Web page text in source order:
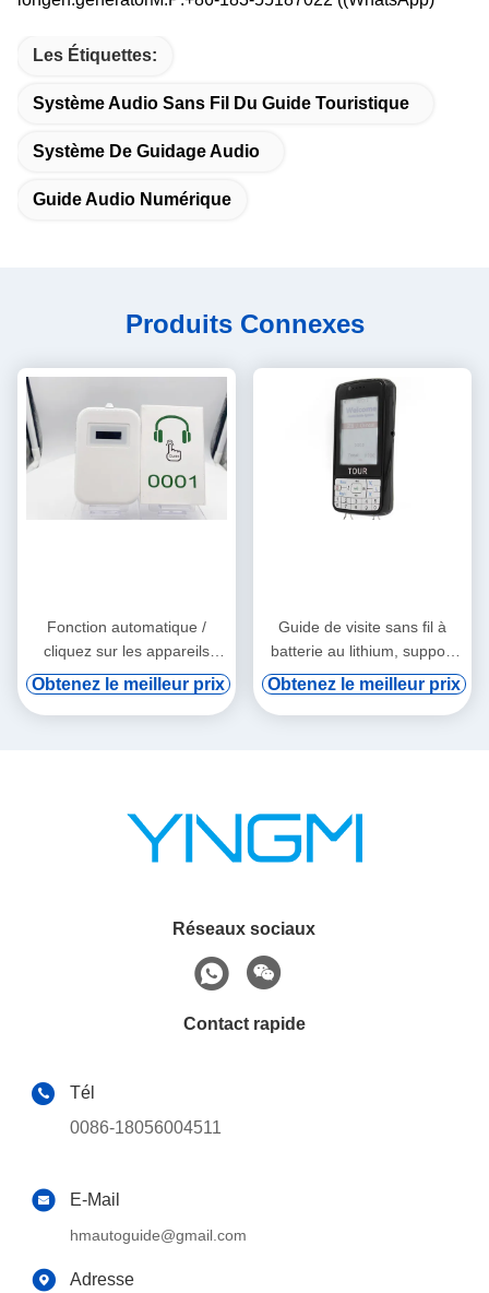
Les Étiquettes:
Système Audio Sans Fil Du Guide Touristique
Système De Guidage Audio
Guide Audio Numérique
Produits Connexes
Fonction automatique /
cliquez sur les appareils
audio tourne-tourne
Obtenez le meilleur prix
Guide de visite sans fil à
batterie au lithium, support
de vod numérique et
induction automatique
Obtenez le meilleur prix
Réseaux sociaux
Contact rapide
Tél
0086-18056004511
E-Mail
hmautoguide@gmail.com
Adresse